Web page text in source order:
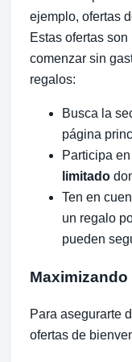
ejemplo, ofertas
Estas ofertas
comenzar sin
regalos:
Busca la
página
Participa en
limitado
Ten en
un regalo
pueden
Para asegurarte
ofertas de